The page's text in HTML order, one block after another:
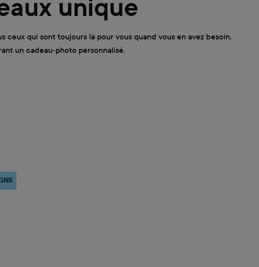
unique
qui sont toujours là pour vous quand vous en avez besoin.
un cadeau-photo personnalisé.